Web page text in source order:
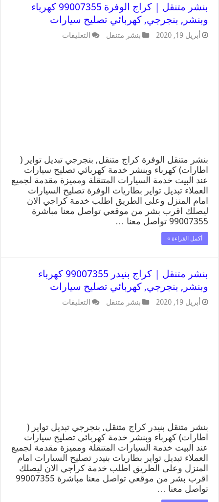
بنشر متنقل | كراج الوفرة 99007355 كهرباء
وبنشر, بنجرجي, كهربائي تصليح سيارات
أبريل 19, 2020 بنشر متنقل التعليقات
بنشر متنقل الوفرة كراج متنقل, بنجرجي تبديل تواير (
اطارات) كهرباء وبنشر خدمة كهربائي تصليح سيارات
عند البيت خدمة السيارات المتنقلة ومميزة مقدمة لجميع
العملاء تبديل تواير بطاريات الوفرة تصليح السيارات
امام المنزل وعلى الطريق اطلب خدمة كراجي الان
ليصلك اقرب بشر من موقعي تواصل معنا مباشرة
99007355 تواصل معنا …
أكمل القراءة »
بنشر متنقل | كراج بنيدر 99007355 كهرباء
وبنشر, بنجرجي, كهربائي تصليح سيارات
أبريل 19, 2020 بنشر متنقل التعليقات
بنشر متنقل بنيدر كراج متنقل, بنجرجي تبديل تواير (
اطارات) كهرباء وبنشر خدمة كهربائي تصليح سيارات
عند البيت خدمة السيارات المتنقلة ومميزة مقدمة لجميع
العملاء تبديل تواير بطاريات بنيدر تصليح السيارات امام
المنزل وعلى الطريق اطلب خدمة كراجي الان ليصلك
اقرب بشر من موقعي تواصل معنا مباشرة 99007355
تواصل معنا …